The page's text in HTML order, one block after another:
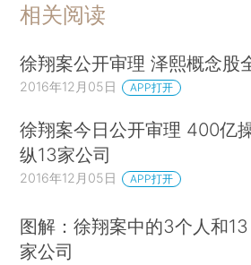
相关阅读
徐翔案公开审理 泽熙概念股
2016年12月05日 APP打开
徐翔案今日公开审理 400亿
纵13家公司
2016年12月05日 APP打开
图解：徐翔案中的3个人和13
家公司